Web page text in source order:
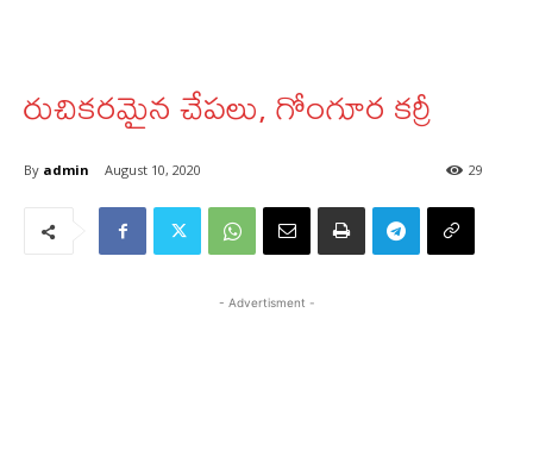
రుచికరమైన చేపలు, గోంగూర కర్రీ
By admin August 10, 2020 29
- Advertisment -